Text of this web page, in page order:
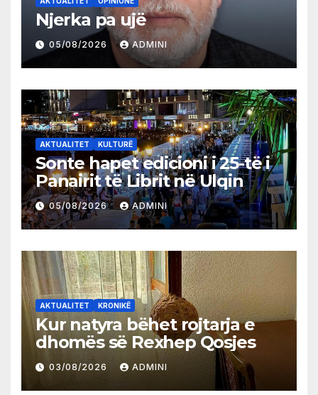
Njerka pa ujë
05/08/2026 ADMINI
AKTUALITET KULTURË
Sonte hapet edicioni i 25-të i
Panairit të Librit në Ulqin
05/08/2026 ADMINI
AKTUALITET KRONIKË
Kur natyra bëhet rojtarja e
dhomës së Rexhep Qosjes
03/08/2026 ADMINI